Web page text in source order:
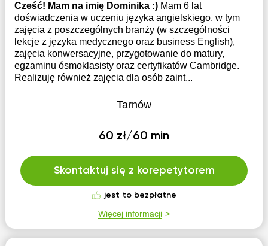
Cześć! Mam na imię Dominika :) Mam 6 lat
doświadczenia w uczeniu języka angielskiego, w tym
zajęcia z poszczególnych branży (w szczególności
lekcje z języka medycznego oraz business English),
zajęcia konwersacyjne, przygotowanie do matury,
egzaminu ósmoklasisty oraz certyfikatów Cambridge.
Realizuję również zajęcia dla osób zaint...
Tarnów
60 zł/60 min
Skontaktuj się z korepetytorem
jest to bezpłatne
Więcej informacji